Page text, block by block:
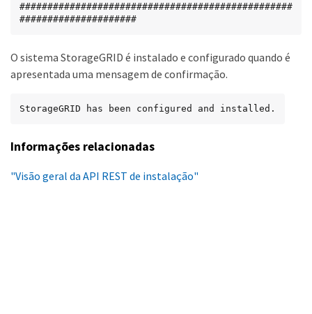
#################################################
#####################
O sistema StorageGRID é instalado e configurado quando é
apresentada uma mensagem de confirmação.
StorageGRID has been configured and installed.
Informações relacionadas
"Visão geral da API REST de instalação"